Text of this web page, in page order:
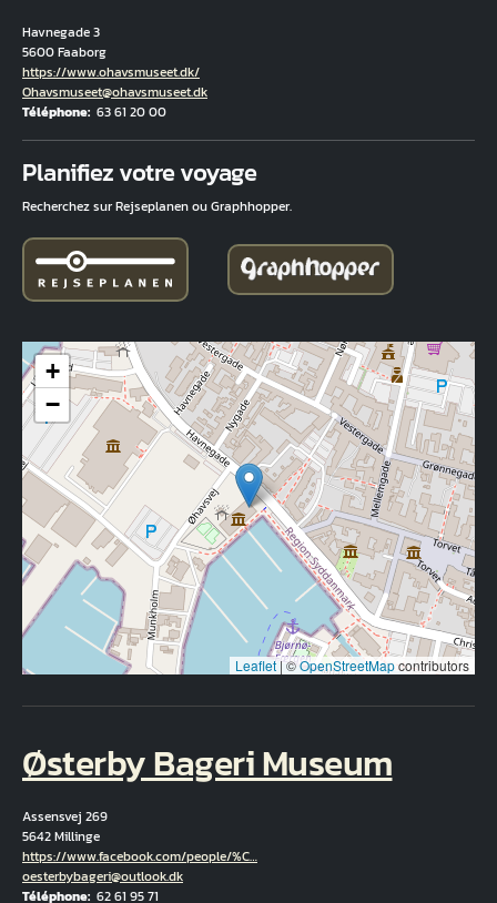
Havnegade 3
5600 Faaborg
Hjemmeside
https://www.ohavsmuseet.dk/
Courriel
Ohavsmuseet@ohavsmuseet.dk
Téléphone 63 61 20 00
Planifiez votre voyage
Recherchez sur Rejseplanen ou Graphhopper.
+
−
Leaflet |©OpenStreetMapcontributors
Østerby Bageri Museum
Assensvej 269
5642 Millinge
Hjemmeside
https://www.facebook.com/people/%C…
Courriel
oesterbybageri@outlook.dk
Téléphone 62 61 95 71